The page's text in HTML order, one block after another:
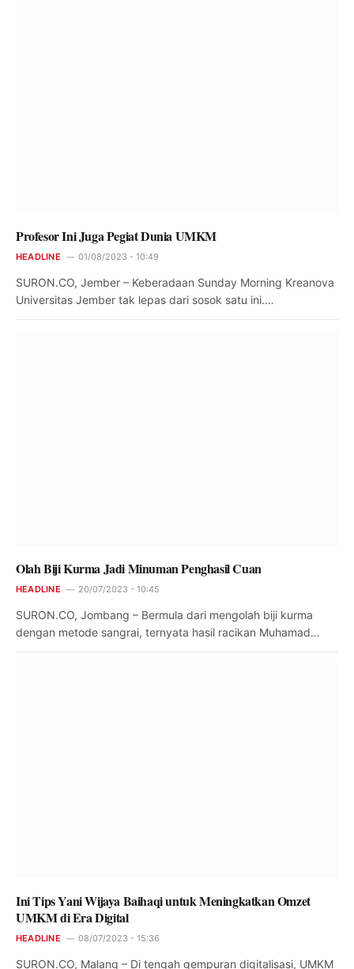
Profesor Ini Juga Pegiat Dunia UMKM
HEADLINE 01/08/2023 - 10:49
SURON.CO, Jember – Keberadaan Sunday Morning Kreanova
Universitas Jember tak lepas dari sosok satu ini.…
Olah Biji Kurma Jadi Minuman Penghasil Cuan
HEADLINE 20/07/2023 - 10:45
SURON.CO, Jombang – Bermula dari mengolah biji kurma
dengan metode sangrai, ternyata hasil racikan Muhamad…
Ini Tips Yani Wijaya Baihaqi untuk Meningkatkan Omzet
UMKM di Era Digital
HEADLINE 08/07/2023 - 15:36
SURON.CO, Malang – Di tengah gempuran digitalisasi, UMKM